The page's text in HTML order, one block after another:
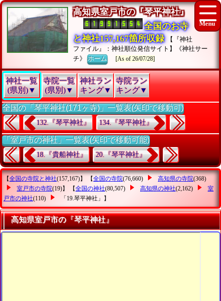
高知県室戸市の『琴平神社』
全国のお寺
と神社157,167箇所収録
【『神社
ファイル』：神社順位発信サイト】《神社サー
チ》ホーム [As of 26/07/28]
神社一覧
(県別)▼
寺院一覧
(県別)▼
神社ラン
キング▼
寺院ラン
キング▼
全国の「琴平神社(171ヶ寺)」一覧表(矢印で移動可)
132.『琴平神社』 134.『琴平神社』
「室戸市の神社」一覧表(矢印で移動可能)
18.『貴船神社』 20.『琴平神社』
【全国の寺院と神社(157,167)】 【全国の寺院(76,660) 高知県の寺院(368)
室戸市の寺院(19)】 【全国の神社(80,507) 高知県の神社(2,162)
室
戸市の神社(110) 「19.琴平神社」 】
高知県室戸市の『琴平神社』